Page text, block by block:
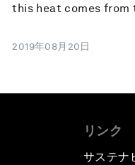
this heat comes from
2019年08月20日
リンク
サステナ